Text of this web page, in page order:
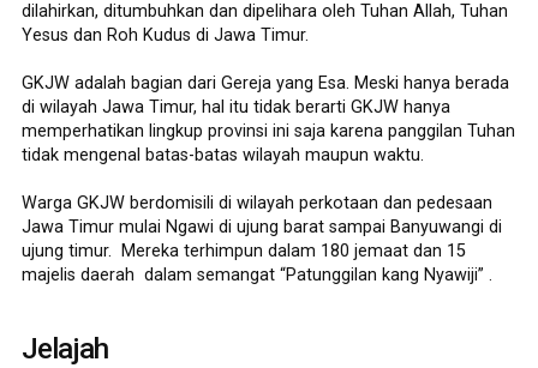
dilahirkan, ditumbuhkan dan dipelihara oleh Tuhan Allah, Tuhan
Yesus dan Roh Kudus di Jawa Timur.
GKJW adalah bagian dari Gereja yang Esa. Meski hanya berada
di wilayah Jawa Timur, hal itu tidak berarti GKJW hanya
memperhatikan lingkup provinsi ini saja karena panggilan Tuhan
tidak mengenal batas-batas wilayah maupun waktu.
Warga GKJW berdomisili di wilayah perkotaan dan pedesaan
Jawa Timur mulai Ngawi di ujung barat sampai Banyuwangi di
ujung timur. Mereka terhimpun dalam 180 jemaat dan 15
majelis daerah dalam semangat “Patunggilan kang Nyawiji” .
Jelajah